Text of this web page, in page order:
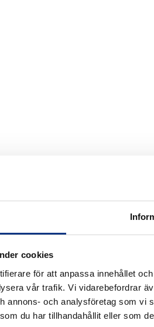
cookies
för att anpassa innehållet
vår trafik. Vi vidarebefordrar
annons- och analysföretag som vi
du har tillhandahållit eller som